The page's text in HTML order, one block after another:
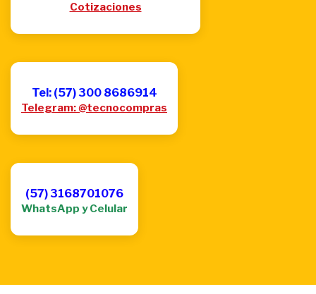
Cotizaciones
Tel: (57) 300 8686914
Telegram: @tecnocompras
(57) 3168701076
WhatsApp y Celular